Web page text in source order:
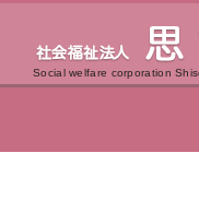
Social welfare corporation